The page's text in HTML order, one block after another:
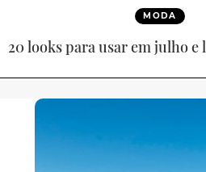
MODA
20 looks para usar em julho